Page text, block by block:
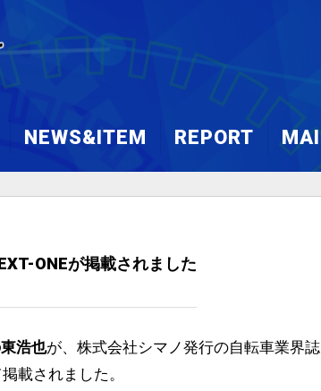
NEWS&ITEM REPORT
ONEが掲載されました
浩也が、株式会社シマノ発行の自転車業界誌
載されました。